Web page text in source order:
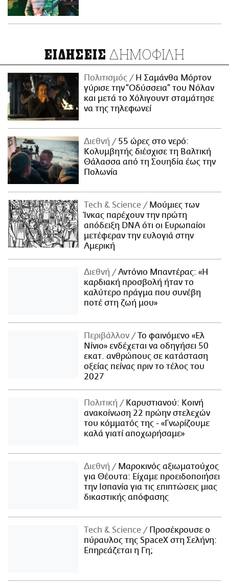
ΕΙΔΗΣΕΙΣ ΔΗΜΟΦΙΛΗ
Πολιτισμός
Η Σαμάνθα Μόρτον
γύρισε την “Οδύσσεια” του Νόλαν
και μετά το Χόλιγουντ σταμάτησε
να της τηλεφωνεί
Διεθνή
55 ώρες στο νερό:
Κολυμβητής διέσχισε τη Βαλτική
Θάλασσα από τη Σουηδία έως την
Πολωνία
Τech & Science
Μούμιες των
Ίνκας παρέχουν την πρώτη
απόδειξη DNA ότι οι Ευρωπαίοι
μετέφεραν την ευλογιά στην
Αμερική
Διεθνή
Αντόνιο Μπαντέρας: «Η
καρδιακή προσβολή ήταν το
καλύτερο πράγμα που συνέβη
ποτέ στη ζωή μου»
Περιβάλλον
Το φαινόμενο «Ελ
Νίνιο» ενδέχεται να οδηγήσει 50
εκατ. ανθρώπους σε κατάσταση
οξείας πείνας πριν το τέλος του
2027
Πολιτική
Καρυστιανού: Κοινή
ανακοίνωση 22 πρώην στελεχών
του κόμματός της - «Γνωρίζουμε
καλά γιατί αποχωρήσαμε»
Διεθνή
Μαροκινός αξιωματούχος
για Θέουτα: Είχαμε προειδοποιήσει
την Ισπανία για τις επιπτώσεις μιας
δικαστικής απόφασης
Τech & Science
Προσέκρουσε ο
πύραυλος της SpaceX στη Σελήνη:
Επηρεάζεται η Γη;